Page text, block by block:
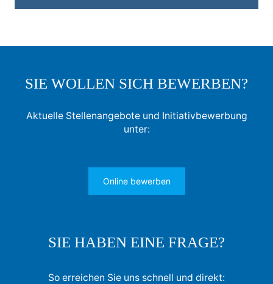
SIE WOLLEN SICH BEWERBEN?
Aktuelle Stellenangebote und Initiativbewerbung
unter:
Online bewerben
SIE HABEN EINE FRAGE?
So erreichen Sie uns schnell und direkt: